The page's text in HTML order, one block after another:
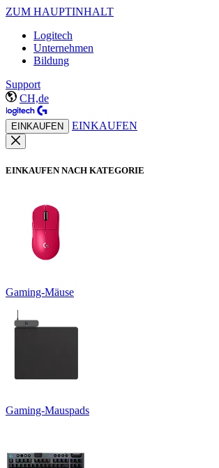
ZUM HAUPTINHALT
Logitech
Unternehmen
Bildung
Support
CH,de
EINKAUFEN EINKAUFEN
EINKAUFEN NACH KATEGORIE
Gaming-Mäuse
Gaming-Mauspads